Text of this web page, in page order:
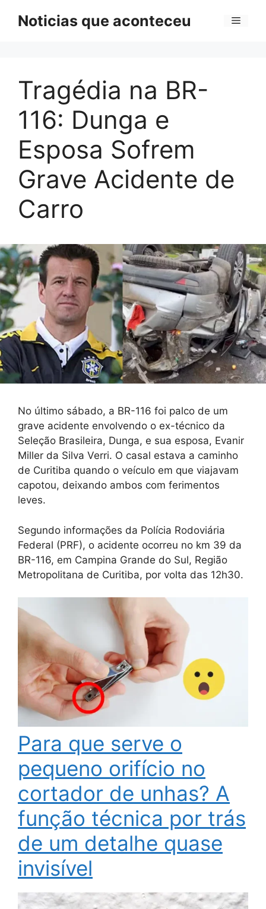
Noticias que aconteceu Menu
Tragédia na BR-
116: Dunga e
Esposa Sofrem
Grave Acidente de
Carro
No último sábado, a BR-116 foi palco de um
grave acidente envolvendo o ex-técnico da
Seleção Brasileira, Dunga, e sua esposa, Evanir
Miller da Silva Verri. O casal estava a caminho
de Curitiba quando o veículo em que viajavam
capotou, deixando ambos com ferimentos
leves.
Segundo informações da Polícia Rodoviária
Federal (PRF), o acidente ocorreu no km 39 da
BR-116, em Campina Grande do Sul, Região
Metropolitana de Curitiba, por volta das 12h30.
Para que serve o
pequeno orifício no
cortador de unhas? A
função técnica por trás
de um detalhe quase
invisível